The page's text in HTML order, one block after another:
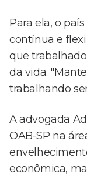
Para ela, o
contínua e
que
da vida.
trabalhando
A advogada
OAB-SP na
econômica,